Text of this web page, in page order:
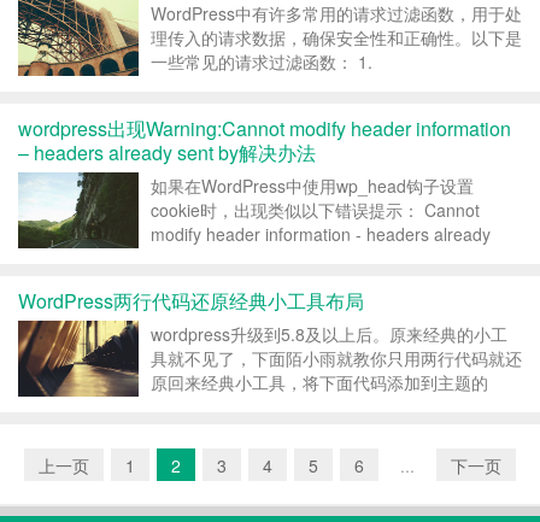
WordPress中有许多常用的请求过滤函数，用于处
理传入的请求数据，确保安全性和正确性。以下是
一些常见的请求过滤函数： 1.
全。 2. `sanitize_em...
wordpress出现Warning:Cannot modify header information
– headers already sent by解决办法
如果在WordPress中使用wp_head钩子设置
cookie时，出现类似以下错误提示： Cannot
modify header information - headers already
WordPress两行代码还原经典小工具布局
wordpress升级到5.8及以上后。原来经典的小工
具就不见了，下面陌小雨就教你只用两行代码就还
原回来经典小工具，将下面代码添加到主题的
'gutenberg_use_widgets_b...
上一页 1 2 3 4 5 6 ... 下一页